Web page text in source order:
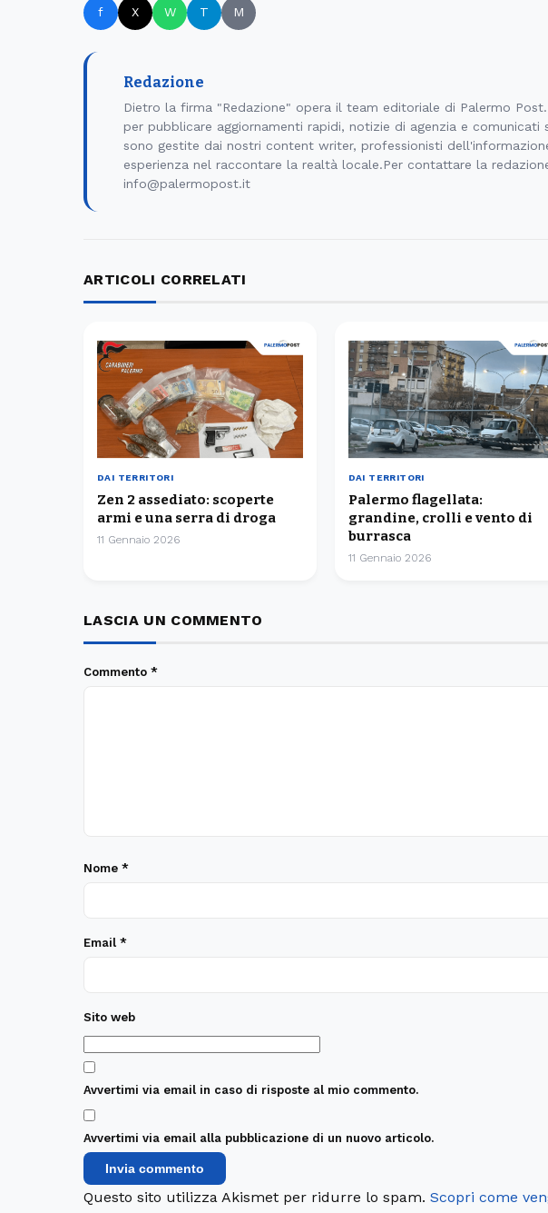
f X W T M
Redazione
Dietro la firma "Redazione" opera il team editoriale di Palermo
per pubblicare aggiornamenti rapidi, notizie di agenzia e
sono gestite dai nostri content writer, professionisti
esperienza nel raccontare la realtà locale.Per contattare la
info@palermopost.it
ARTICOLI CORRELATI
DAI TERRITORI
Zen 2 assediato: scoperte
armi e una serra di droga
11 Gennaio 2026
DAI TERRITORI
Palermo flagellata:
grandine, crolli e vento di
burrasca
11 Gennaio 2026
LASCIA UN COMMENTO
Commento *
Nome *
Email *
Sito web
Avvertimi via email in caso di risposte al mio commento.
Avvertimi via email alla pubblicazione di un nuovo articolo.
Questo sito utilizza Akismet per ridurre lo spam. Scopri come